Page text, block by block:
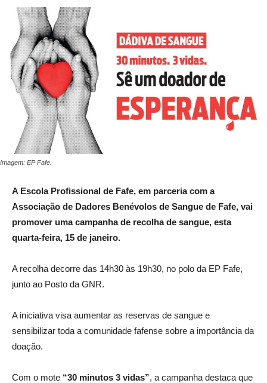
Imagem: EP Fafe.
A Escola Profissional de Fafe, em parceria com a
Associação de Dadores Benévolos de Sangue de Fafe, vai
promover uma campanha de recolha de sangue, esta
quarta-feira, 15 de janeiro.
A recolha decorre das 14h30 às 19h30, no polo da EP Fafe,
junto ao Posto da GNR.
A iniciativa visa aumentar as reservas de sangue e
sensibilizar toda a comunidade fafense sobre a importância da
doação.
Com o mote “30 minutos 3 vidas”, a campanha destaca que